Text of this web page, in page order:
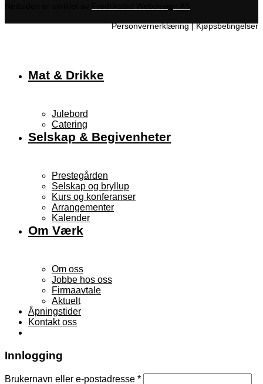
Personvernerklæring|Kjøpsbetingelser
Mat & Drikke
Julebord
Catering
Selskap & Begivenheter
Prestegården
Selskap og bryllup
Kurs og konferanser
Arrangementer
Kalender
Om Værk
Om oss
Jobbe hos oss
Firmaavtale
Aktuelt
Åpningstider
Kontakt oss
Innlogging
Brukernavn eller e-postadresse *